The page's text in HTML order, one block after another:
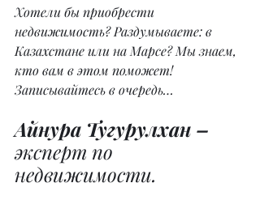
Хотели бы приобрести
недвижимость? Раздумываете: в
Казахстане или на Марсе? Мы знаем,
кто вам в этом поможет!
Записывайтесь в очередь…
Айнура Тугурулхан –
эксперт по
недвижимости.